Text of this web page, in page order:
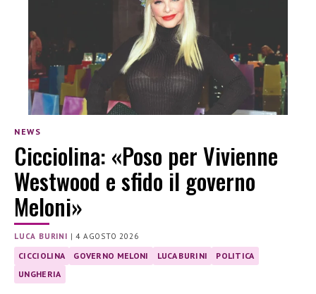
NEWS
Cicciolina: «Poso per Vivienne
Westwood e sfido il governo
Meloni»
LUCA BURINI |4 AGOSTO 2026
CICCIOLINA GOVERNO MELONI LUCA BURINI
POLITICA
UNGHERIA